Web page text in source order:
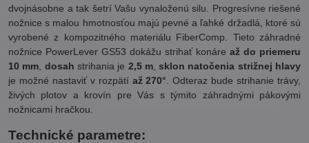
dvojnásobne a tak šetrí Vašu vynaloženú silu. Progresívne riešené
nožnice s malou hmotnosťou majú pevné a ľahké držadlá, ktoré sú
vyrobené z kompozitného materiálu FiberComp. Tieto záhradné
nožnice PowerLever GS53 dokážu strihať konáre až do priemeru
10 mm dosah strihania je 2,5 m,sklon natočenia strižnej hlavy
je možné nastaviť v rozpätí až 270° . Odteraz bude strihanie trávy,
živých plotov a krovín pre Vás s týmito záhradnými pákovými
nožnicami hračkou.
Technické parametre: